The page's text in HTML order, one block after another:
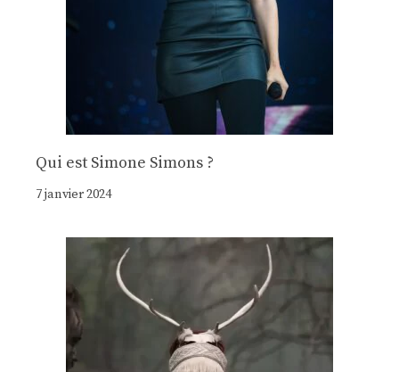
Qui est Simone Simons ?
7 janvier 2024